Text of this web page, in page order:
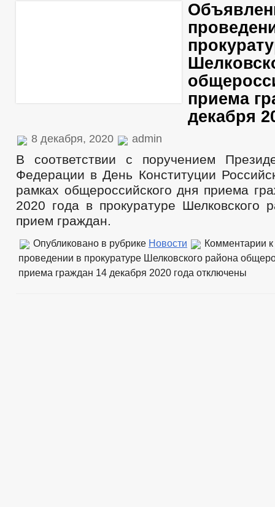
приема
декабря
8 декабря, 2020 admin
В соответствии с поручением
Федерации в День Конституции
рамках общероссийского дня приема
2020 года в прокуратуре Шелковского
прием граждан.
Опубликовано в рубрике Новости Комментарии
проведении в прокуратуре Шелковского района
приема граждан 14 декабря 2020 года отключены